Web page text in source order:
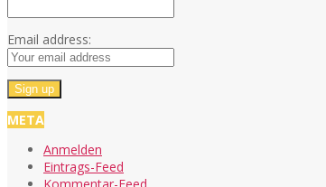
Email address:
META
Anmelden
Eintrags-Feed